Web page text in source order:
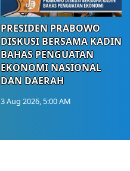
PRESIDEN PRABOWO
DISKUSI BERSAMA KADIN
BAHAS PENGUATAN
EKONOMI NASIONAL
DAN DAERAH
3 Aug 2026, 5:00 AM